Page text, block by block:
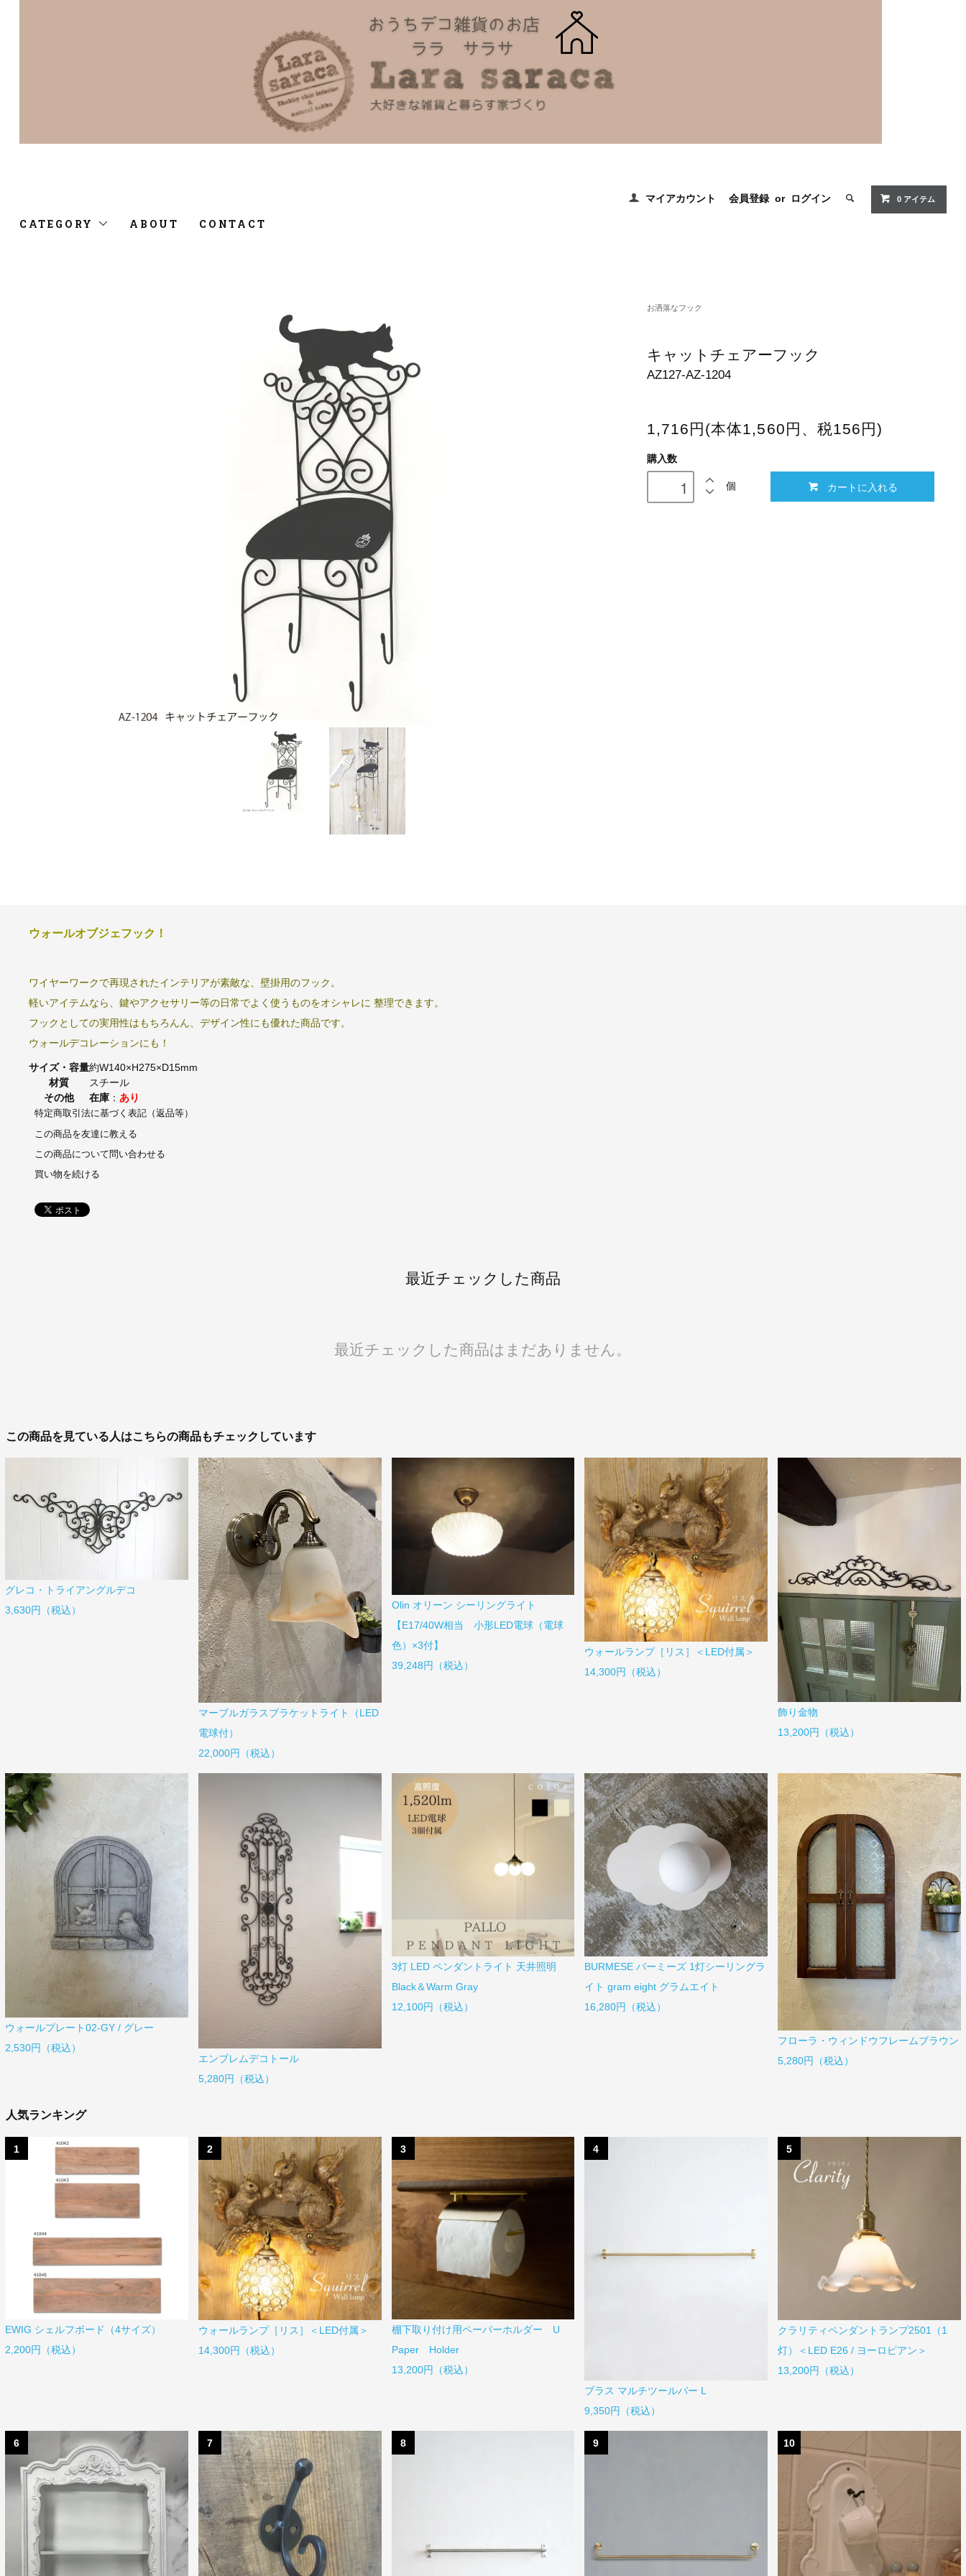
マイアカウント 会員登録 or ログイン 0 アイテム
CATEGORY ABOUT CONTACT
お洒落なフック
キャットチェアーフック
AZ127-AZ-1204
1,716円(本体1,560円、税156円)
購入数
個 カートに入れる
ウォールオブジェフック！
ワイヤーワークで再現されたインテリアが素敵な、壁掛用のフック。
軽いアイテムなら、鍵やアクセサリー等の日常でよく使うものをオシャレに 整理できます。
フックとしての実用性はもちろんん、デザイン性にも優れた商品です。
ウォールデコレーションにも！
サイズ・容量約W140×H275×D15mm
材質
スチール
その他
在庫： あり
特定商取引法に基づく表記（返品等）
この商品を友達に教える
この商品について問い合わせる
買い物を続ける
最近チェックした商品
最近チェックした商品はまだありません。
この商品を見ている人はこちらの商品もチェックしています
グレコ・トライアングルデコ
3,630円（税込）
マーブルガラスブラケットライト（LED
電球付）
22,000円（税込）
Olin オリーン シーリングライト
【E17/40W相当 小形LED電球（電球
色）×3付】
39,248円（税込）
ウォールランプ［リス］＜LED付属＞
14,300円（税込）
飾り金物
13,200円（税込）
ウォールプレート02-GY / グレー
2,530円（税込）
エンブレムデコトール
5,280円（税込）
3灯 LED ペンダントライト 天井照明
Black＆Warm Gray
12,100円（税込）
BURMESE バーミーズ 1灯シーリングラ
イト gram eight グラムエイト
16,280円（税込）
フローラ・ウィンドウフレームブラウン
5,280円（税込）
人気ランキング
1
EWIG シェルフボード（4サイズ）
2,200円（税込）
2
ウォールランプ［リス］＜LED付属＞
14,300円（税込）
3
棚下取り付け用ペーパーホルダー U
Paper Holder
13,200円（税込）
4
ブラス マルチツールバー L
9,350円（税込）
5
クラリティペンダントランプ2501（1
灯）＜LED E26 / ヨーロピアン＞
13,200円（税込）
6 7 8 9 10